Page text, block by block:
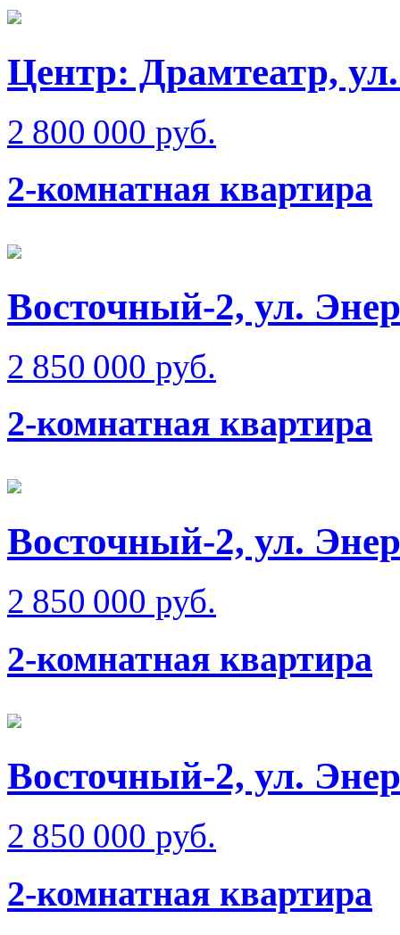
Центр: Драмтеатр,
2 800 000 руб.
2-комнатная квартира
Восточный-2, ул.
2 850 000 руб.
2-комнатная квартира
Восточный-2, ул.
2 850 000 руб.
2-комнатная квартира
Восточный-2, ул.
2 850 000 руб.
2-комнатная квартира